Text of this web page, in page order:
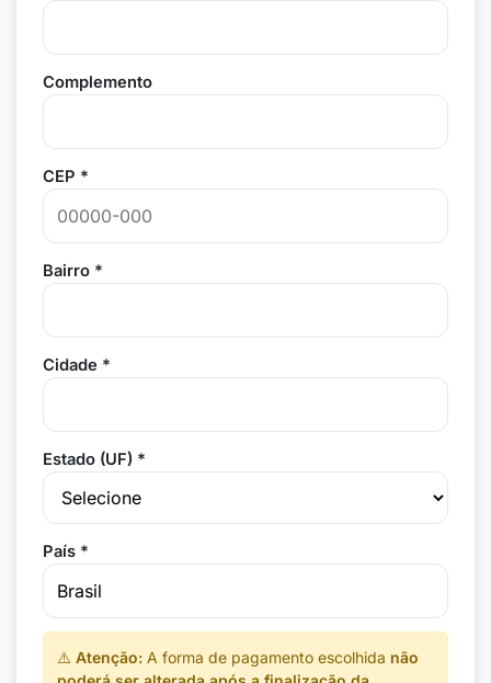
Complemento
CEP *
Bairro *
Cidade *
Estado (UF) *
País *
⚠️ Atenção: A forma de pagamento escolhida não